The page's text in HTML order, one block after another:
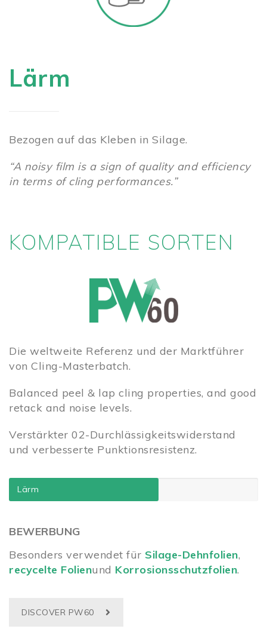
Lärm
Bezogen auf das Kleben in Silage.
“A noisy film is a sign of quality and efficiency
in terms of cling performances.”
KOMPATIBLE SORTEN
Die weltweite Referenz und der Marktführer
von Cling-Masterbatch.
Balanced peel & lap cling properties, and good
retack and noise levels.
Verstärkter 02-Durchlässigkeitswiderstand
und verbesserte Punktionsresistenz.
Lärm
BEWERBUNG
Besonders verwendet für Silage-Dehnfolien,
recycelte Folienund Korrosionsschutzfolien.
DISCOVER PW60